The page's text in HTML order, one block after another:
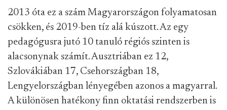
2013 óta ez a szám Magyarországon folyamatosan
csökken, és 2019-ben tíz alá kúszott. Az egy
pedagógusra jutó 10 tanuló régiós szinten is
alacsonynak számít. Ausztriában ez 12,
Szlovákiában 17, Csehországban 18,
Lengyelországban lényegében azonos a magyarral.
A különösen hatékony finn oktatási rendszerben is